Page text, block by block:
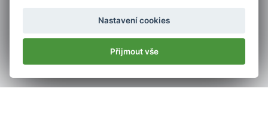
Nejlépe hodnocený
v ČR
Nastavení cookies
Přijmout vše